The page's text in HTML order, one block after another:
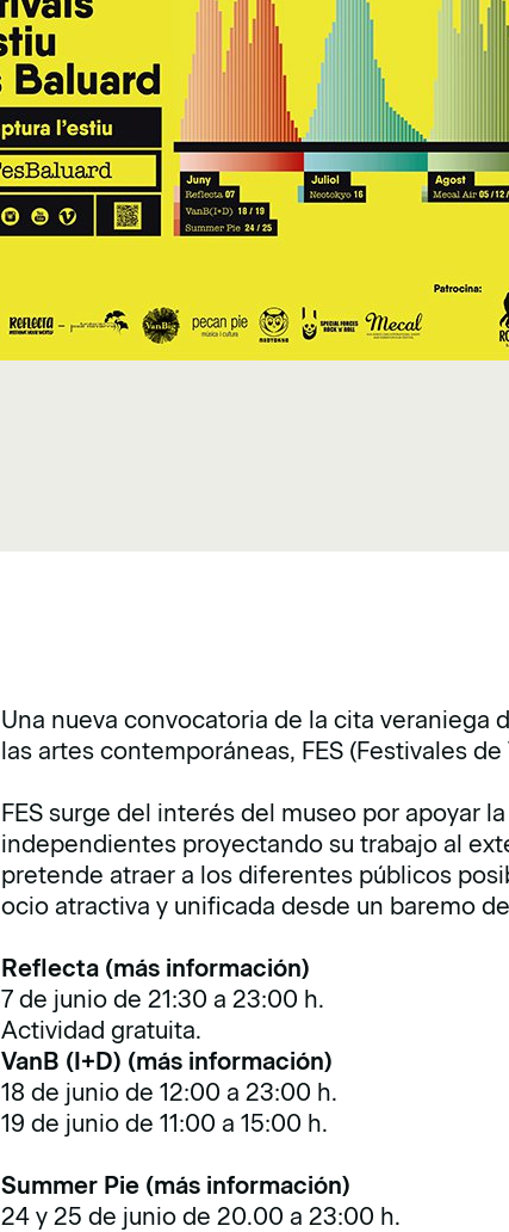
Una nueva convocatoria de la cita veraniega
las artes contemporáneas, FES (Festivales de
FES surge del interés del museo por apoyar
independientes proyectando su trabajo al
pretende atraer a los diferentes públicos
ocio atractiva y unificada desde un baremo
Reflecta (más información)
7 de junio de 21:30 a 23:00 h.
Actividad gratuita.
VanB (I+D) (más información)
18 de junio de 12:00 a 23:00 h.
19 de junio de 11:00 a 15:00 h.
Summer Pie (más información)
24 y 25 de junio de 20.00 a 23:00 h.